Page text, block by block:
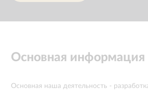
Основная информация
Основная наша деятельность -